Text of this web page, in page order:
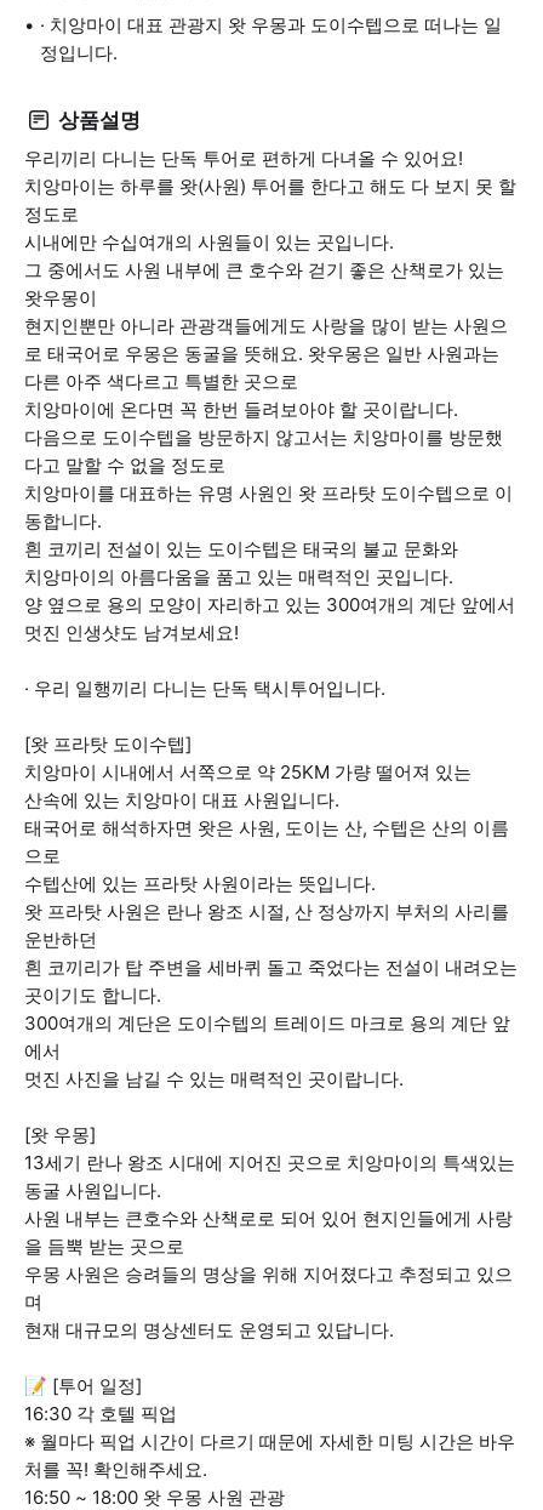
​· 치앙마이 대표 관광지 왓 우몽과 도이수텝으로 떠나는 일
정입니다.
상품설명
우리끼리 다니는 단독 투어로 편하게 다녀올 수 있어요!
치앙마이는 하루를 왓(사원) 투어를 한다고 해도 다 보지 못 할
정도로
시내에만 수십여개의 사원들이 있는 곳입니다.
그 중에서도 사원 내부에 큰 호수와 걷기 좋은 산책로가 있는
왓우몽이
현지인뿐만 아니라 관광객들에게도 사랑을 많이 받는 사원으
로 태국어로 우몽은 동굴을 뜻해요. 왓우몽은 일반 사원과는
다른 아주 색다르고 특별한 곳으로
치앙마이에 온다면 꼭 한번 들려보아야 할 곳이랍니다.
다음으로 도이수텝을 방문하지 않고서는 치앙마이를 방문했
다고 말할 수 없을 정도로
치앙마이를 대표하는 유명 사원인 왓 프라탓 도이수텝으로 이
동합니다.
흰 코끼리 전설이 있는 도이수텝은 태국의 불교 문화와
치앙마이의 아름다움을 품고 있는 매력적인 곳입니다.
양 옆으로 용의 모양이 자리하고 있는 300여개의 계단 앞에서
멋진 인생샷도 남겨보세요!
​· 우리 일행끼리 다니는 단독 택시투어입니다.
[왓 프라탓 도이수텝]
치앙마이 시내에서 서쪽으로 약 25KM 가량 떨어져 있는
산속에 있는 치앙마이 대표 사원입니다.​
태국어로 해석하자면 왓은 사원, 도이는 산, 수텝은 산의 이름
으로
수텝산에 있는 프라탓 사원이라는 뜻입니다.
왓 프라탓 사원은 란나 왕조 시절, 산 정상까지 부처의 사리를
운반하던
흰 코끼리가 탑 주변을 세바퀴 돌고 죽었다는 전설이 내려오는
곳이기도 합니다.
300여개의 계단은 도이수텝의 트레이드 마크로 용의 계단 앞
에서
멋진 사진을 남길 수 있는 매력적인 곳이랍니다.
[왓 우몽]
13세기 란나 왕조 시대에 지어진 곳으로 치앙마이의 특색있는
동굴 사원입니다.
사원 내부는 큰호수와 산책로로 되어 있어 현지인들에게 사랑
을 듬뿍 받는 곳으로
우몽 사원은 승려들의 명상을 위해 지어졌다고 추정되고 있으
며
현재 대규모의 명상센터도 운영되고 있답니다.
📝 [투어 일정]
16:30 각 호텔 픽업
※ 월마다 픽업 시간이 다르기 때문에 자세한 미팅 시간은 바우
처를 꼭! 확인해주세요.
16:50 ~ 18:00​ 왓 우몽 사원 관광